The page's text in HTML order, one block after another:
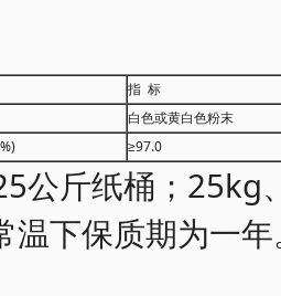
指 标
白色或黄白色粉末
≥97.0
公斤纸桶；
温下保质期为一